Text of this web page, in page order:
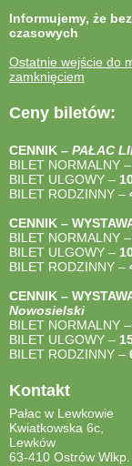
Informujemy, że
czasowych
Ostatnie wejście do
zamknięciem
Ceny biletów:
CENNIK – PAŁAC
BILET NORMALNY –
BILET ULGOWY –
BILET RODZINNY –
CENNIK –
BILET NORMALNY –
BILET ULGOWY –
BILET RODZINNY –
CENNIK –
Nowosielski
BILET NORMALNY –
BILET ULGOWY –
BILET RODZINNY –
Kontakt
Pałac w Lewkowie
Kwiatkowska 6c,
Lewków
63-410 Ostrów Wlkp.